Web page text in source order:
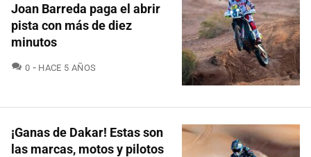
Joan Barreda paga el abrir
pista con más de diez
minutos
0 COMENTARIOS
HACE 5 AÑOS
¡Ganas de Dakar! Estas son
las marcas, motos y pilotos